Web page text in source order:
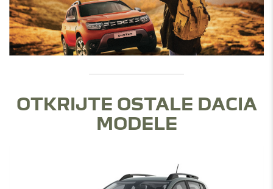
OTKRIJTE OSTALE DACIA
MODELE